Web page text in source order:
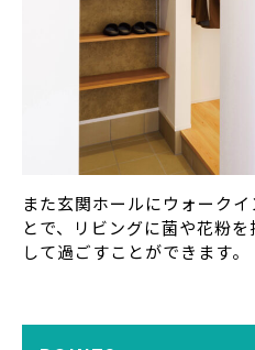
また玄関ホールにウォーク
とで、リビングに菌や花粉
して過ごすことができます。